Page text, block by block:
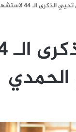
الـ 44 لاستشهاد الرئيس إبراهيم الحمدي
الحمدي